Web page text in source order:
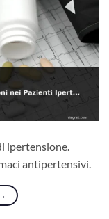
ipertensione.
antipertensivi.
→